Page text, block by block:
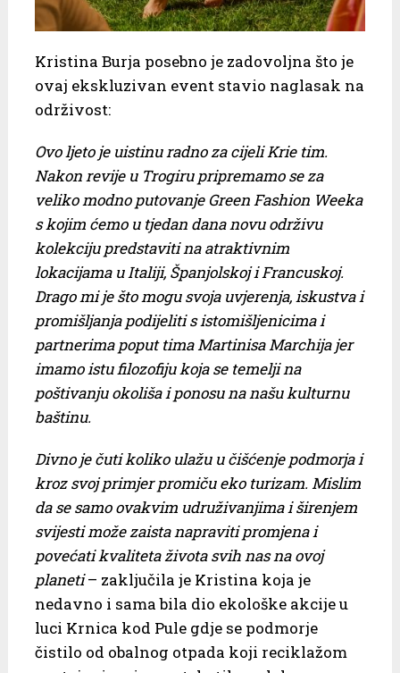
Kristina Burja posebno je zadovoljna što je
ovaj ekskluzivan event stavio naglasak na
održivost:
Ovo ljeto je uistinu radno za cijeli Krie tim.
Nakon revije u Trogiru pripremamo se za
veliko modno putovanje Green Fashion Weeka
s kojim ćemo u tjedan dana novu održivu
kolekciju predstaviti na atraktivnim
lokacijama u Italiji, Španjolskoj i Francuskoj.
Drago mi je što mogu svoja uvjerenja, iskustva i
promišljanja podijeliti s istomišljenicima i
partnerima poput tima Martinisa Marchija jer
imamo istu filozofiju koja se temelji na
poštivanju okoliša i ponosu na našu kulturnu
baštinu.
Divno je čuti koliko ulažu u čišćenje podmorja i
kroz svoj primjer promiču eko turizam. Mislim
da se samo ovakvim udruživanjima i širenjem
svijesti može zaista napraviti promjena i
povećati kvaliteta života svih nas na ovoj
planeti– zaključila je Kristina koja je
nedavno i sama bila dio ekološke akcije u
luci Krnica kod Pule gdje se podmorje
čistilo od obalnog otpada koji reciklažom